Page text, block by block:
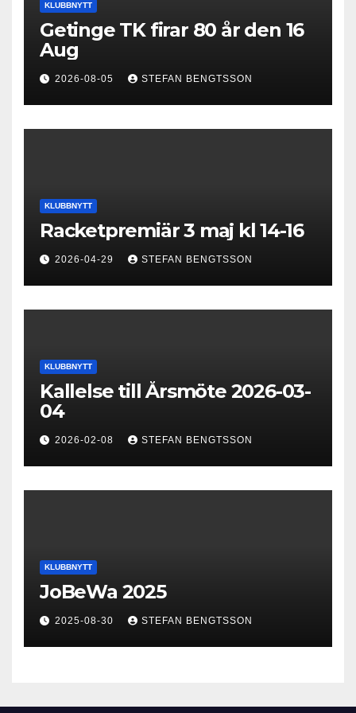
KLUBBNYTT
Getinge TK firar 80 år den 16
Aug
2026-08-05 STEFAN BENGTSSON
KLUBBNYTT
Racketpremiär 3 maj kl 14-16
2026-04-29 STEFAN BENGTSSON
KLUBBNYTT
Kallelse till Årsmöte 2026-03-
04
2026-02-08 STEFAN BENGTSSON
KLUBBNYTT
JoBeWa 2025
2025-08-30 STEFAN BENGTSSON